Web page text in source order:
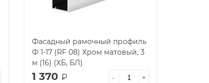
Фасадный рамочный профиль
Ф 1-17 (RF 08) Хром матовый, 3
м (16) (ХБ, БЛ)
1 370 ₽ - +